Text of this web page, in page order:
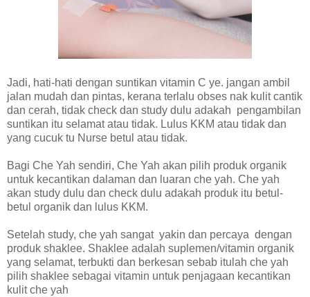
Jadi, hati-hati dengan suntikan vitamin C ye. jangan ambil
jalan mudah dan pintas, kerana terlalu obses nak kulit cantik
dan cerah, tidak check dan study dulu adakah pengambilan
suntikan itu selamat atau tidak. Lulus KKM atau tidak dan
yang cucuk tu Nurse betul atau tidak.
Bagi Che Yah sendiri, Che Yah akan pilih produk organik
untuk kecantikan dalaman dan luaran che yah. Che yah
akan study dulu dan check dulu adakah produk itu betul-
betul organik dan lulus KKM.
Setelah study, che yah sangat yakin dan percaya dengan
produk shaklee. Shaklee adalah suplemen/vitamin organik
yang selamat, terbukti dan berkesan sebab itulah che yah
pilih shaklee sebagai vitamin untuk penjagaan kecantikan
kulit che yah